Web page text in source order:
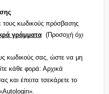
κωδικούς πρόσβασης
γράμματα(Προσοχή όχι
κωδικούς σας, ώστε να μη
κάθε φορά: Αρχικά
και έπειτα τσεκάρετε το